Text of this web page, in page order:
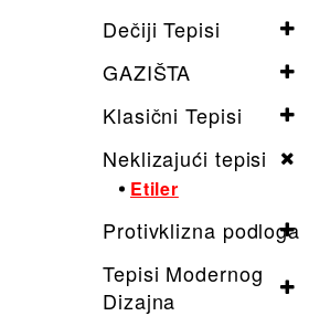
Dečiji Tepisi
GAZIŠTA
Klasični Tepisi
Neklizajući tepisi
Etiler
Protivklizna podloga
Tepisi Modernog
Dizajna